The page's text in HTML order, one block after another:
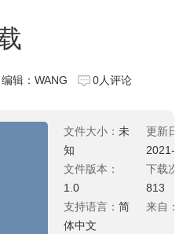
编辑：WANG
0人评论
文件大小：未
知
文件版本：
1.0
支持语言：简
体中文
更新日
2021-
下载次
813
来自：